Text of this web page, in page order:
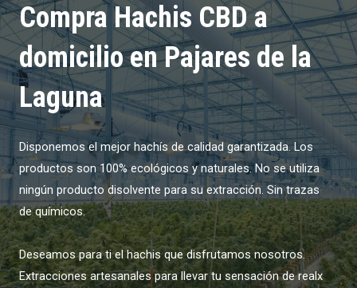
Compra Hachis CBD a
domicilio en Pajares de la
Laguna
Disponemos el mejor hachís de calidad garantizada. Los
productos son 100% ecológicos y naturales. No se utiliza
ningún producto disolvente para su extracción. Sin trazas
de químicos.
Deseamos para ti el hachis que disfrutamos nosotros.
Extracciones artesanales para llevar tu sensación de realx